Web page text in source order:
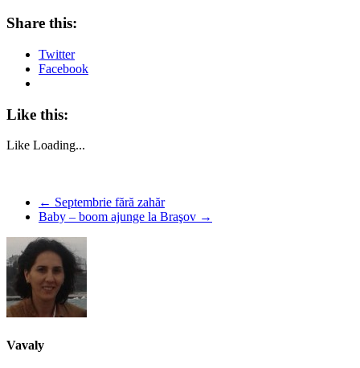
Share this:
Twitter
Facebook
Like this:
Like Loading...
← Septembrie fără zahăr
Baby – boom ajunge la Braşov →
Vavaly